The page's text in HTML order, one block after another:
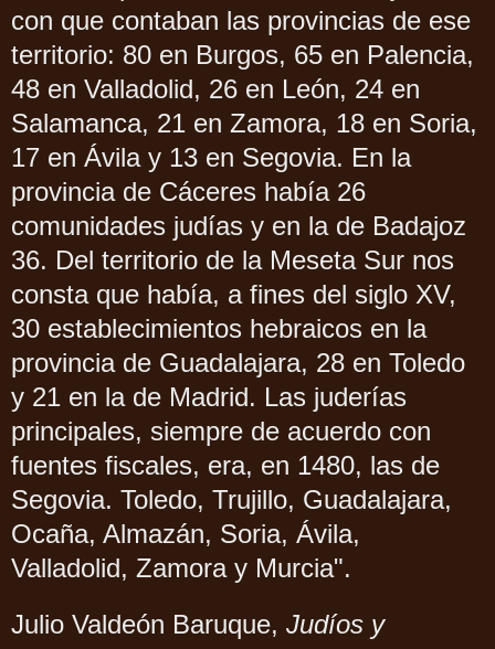
con que contaban las provincias de ese
territorio: 80 en Burgos, 65 en Palencia,
48 en Valladolid, 26 en León, 24 en
Salamanca, 21 en Zamora, 18 en Soria,
17 en Ávila y 13 en Segovia. En la
provincia de Cáceres había 26
comunidades judías y en la de Badajoz
36. Del territorio de la Meseta Sur nos
consta que había, a fines del siglo XV,
30 establecimientos hebraicos en la
provincia de Guadalajara, 28 en Toledo
y 21 en la de Madrid. Las juderías
principales, siempre de acuerdo con
fuentes fiscales, era, en 1480, las de
Segovia. Toledo, Trujillo, Guadalajara,
Ocaña, Almazán, Soria, Ávila,
Valladolid, Zamora y Murcia".
Julio Valdeón Baruque, Judíos y